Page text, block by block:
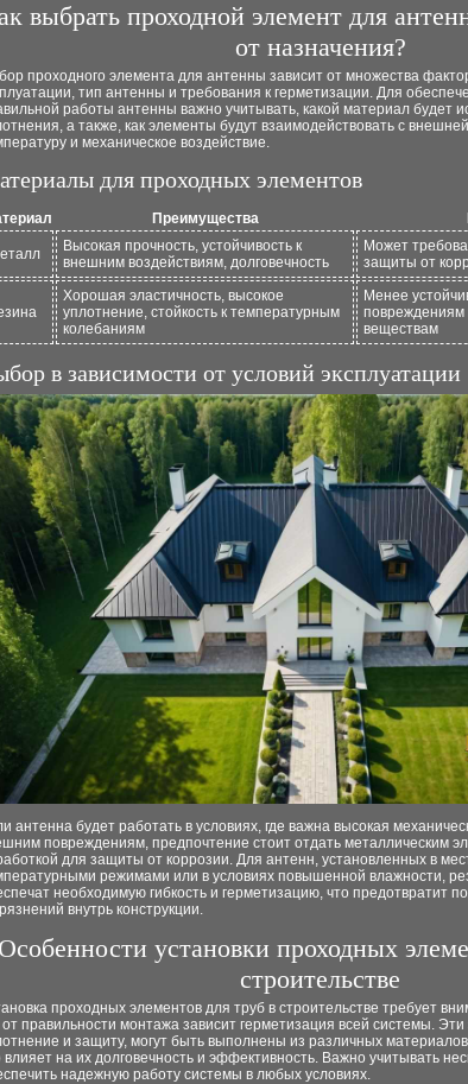
выбрать проходной элемент для
от назначения?
проходного элемента для антенны зависит от множества
тип антенны и требования к герметизации. Для
работы антенны важно учитывать, какой материал будет
а также, как элементы будут взаимодействовать с
и механическое воздействие.
для проходных элементов
Преимущества
Высокая прочность, устойчивость к
внешним воздействиям, долговечность
Может
защиты от
Хорошая эластичность, высокое
уплотнение, стойкость к температурным
колебаниям
Менее
повреждениям
веществам
в зависимости от условий эксплуатации
антенна будет работать в условиях, где важна высокая
повреждениям, предпочтение стоит отдать металлическим
для защиты от коррозии. Для антенн, установленных в
режимами или в условиях повышенной влажности,
необходимую гибкость и герметизацию, что предотвратит
внутрь конструкции.
Особенности установки проходных
строительстве
проходных элементов для труб в строительстве требует
от правильности монтажа зависит герметизация всей системы.
и защиту, могут быть выполнены из различных
влияет на их долговечность и эффективность. Важно учитывать
надежную работу системы в любых условиях.